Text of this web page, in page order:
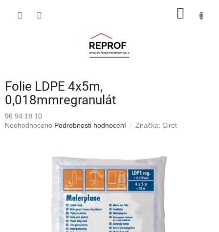
Folie LDPE 4x5m,
0,018mmregranulát
96 94 18 10
Průměrné
Neohodnoceno Podrobnosti hodnocení Značka: Ciret